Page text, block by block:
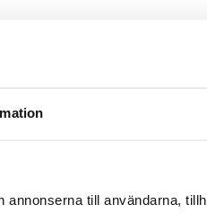
till användarna,